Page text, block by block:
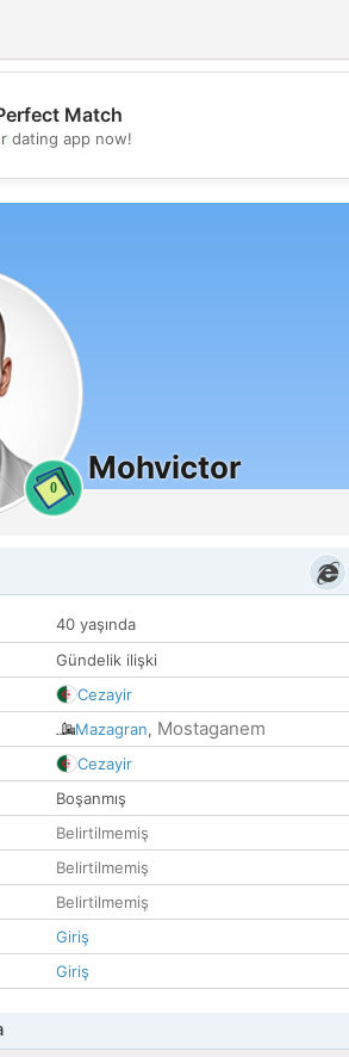
Match
dating app now!
0
Mohvictor
40 yaşında
Gündelik ilişki
Cezayir
Mazagran, Mostaganem
Cezayir
Boşanmış
Belirtilmemiş
Belirtilmemiş
Belirtilmemiş
Giriş
Giriş